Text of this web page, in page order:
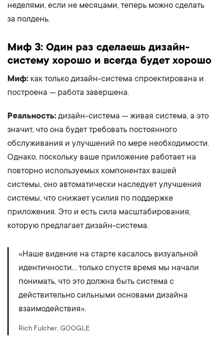
неделями, если не месяцами, теперь можно сделать
за полдень.
Миф 3: Один раз сделаешь дизайн-
систему хорошо и всегда будет хорошо
Миф: как только дизайн-система спроектирована и
построена — работа завершена.
Реальность: дизайн-система — живая система, а это
значит, что она будет требовать постоянного
обслуживания и улучшений по мере необходимости.
Однако, поскольку ваше приложение работает на
повторно используемых компонентах вашей
системы, оно автоматически наследует улучшения
системы, что снижает усилия по поддержке
приложения. Это и есть сила масштабирования,
которую предлагает дизайн-система.
«Наше видение на старте касалось визуальной
идентичности… только спустя время мы начали
понимать, что это должна быть система с
действительно сильными основами дизайна
взаимодействия».
Rich Fulcher, GOOGLE